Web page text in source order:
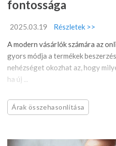
fontossága
2025.03.19
Részletek >>
A modern vásárlók számára az
gyors módja a termékek
nehézséget okozhat az, hogy
ha új ...
Árak összehasonlítása